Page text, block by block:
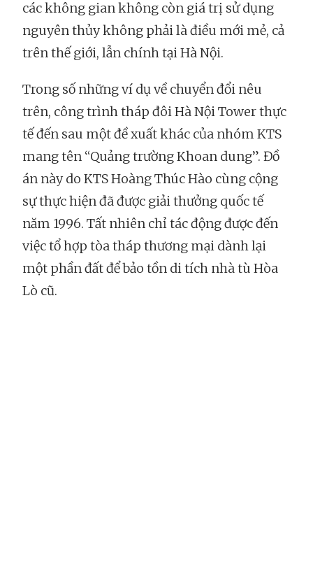
các không gian không còn giá trị sử dụng
nguyên thủy không phải là điều mới mẻ, cả
trên thế giới, lẫn chính tại Hà Nội.
Trong số những ví dụ về chuyển đổi nêu
trên, công trình tháp đôi Hà Nội Tower thực
tế đến sau một đề xuất khác của nhóm KTS
mang tên “Quảng trường Khoan dung”. Đồ
án này do KTS Hoàng Thúc Hào cùng cộng
sự thực hiện đã được giải thưởng quốc tế
năm 1996. Tất nhiên chỉ tác động được đến
việc tổ hợp tòa tháp thương mại dành lại
một phần đất để bảo tồn di tích nhà tù Hòa
Lò cũ.